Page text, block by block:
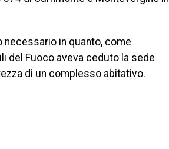
necessario in quanto, come
del Fuoco aveva ceduto la sede
di un complesso abitativo.